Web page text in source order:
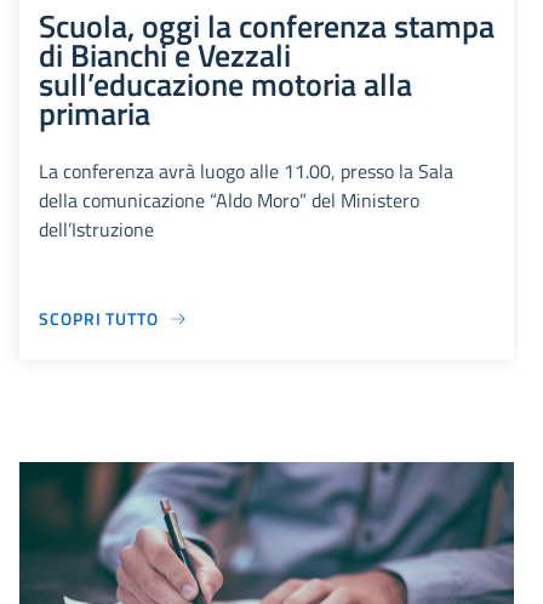
Scuola, oggi la conferenza stampa
di Bianchi e Vezzali
sull’educazione motoria alla
primaria
La conferenza avrà luogo alle 11.00, presso la Sala
della comunicazione “Aldo Moro” del Ministero
dell’Istruzione
SCOPRI TUTTO